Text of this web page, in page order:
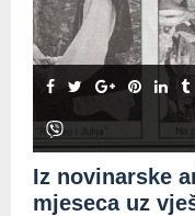
Iz novinarske
mjeseca uz